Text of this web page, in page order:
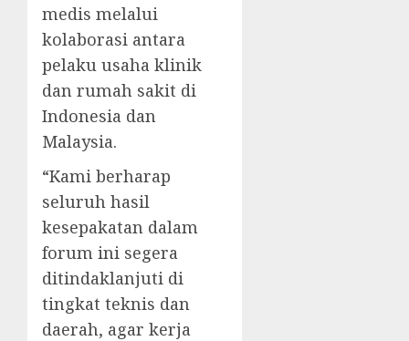
medis melalui
kolaborasi antara
pelaku usaha klinik
dan rumah sakit di
Indonesia dan
Malaysia.
“Kami berharap
seluruh hasil
kesepakatan dalam
forum ini segera
ditindaklanjuti di
tingkat teknis dan
daerah, agar kerja